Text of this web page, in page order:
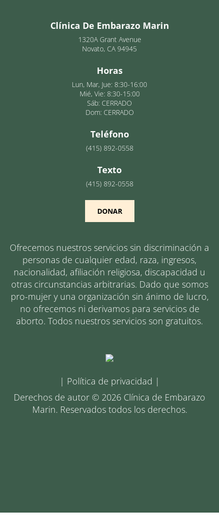
Clínica De Embarazo Marin
1320A Grant Avenue
Novato, CA 94945
Horas
Lun, Mar, Jue: 8:30-16:00
Mié, Vie: 8:30-15:00
Sáb: CERRADO
Dom: CERRADO
Teléfono
(415) 892-0558
Texto
(415) 892-0558
DONAR
Ofrecemos nuestros servicios sin discriminación a
personas de cualquier edad, raza, ingresos,
nacionalidad, afiliación religiosa, discapacidad u
otras circunstancias arbitrarias. Dado que somos
pro-mujer y una organización sin ánimo de lucro,
no ofrecemos ni derivamos para servicios de
aborto. Todos nuestros servicios son gratuitos.
| Política de privacidad |
Derechos de autor © 2026 Clínica de Embarazo
Marin. Reservados todos los derechos.